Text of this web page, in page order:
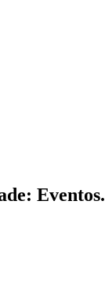
Eventos.